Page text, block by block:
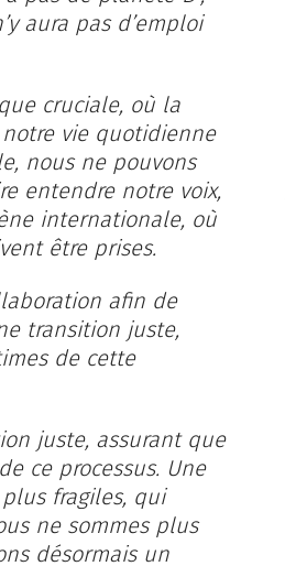
aura pas d’emploi
cruciale, où la
vie quotidienne
nous ne pouvons
entendre notre voix,
internationale, où
être prises.
afin de
transition juste,
de cette
juste, assurant que
ce processus. Une
fragiles, qui
ne sommes plus
désormais un